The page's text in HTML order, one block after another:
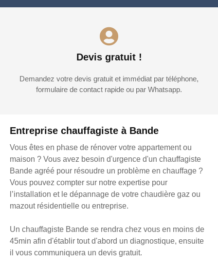
Entreprise chauffagiste à Bande
Vous êtes en phase de rénover votre appartement ou
maison ? Vous avez besoin d'urgence d'un chauffagiste
Bande agréé pour résoudre un problème en chauffage ?
Vous pouvez compter sur notre expertise pour
l’installation et le dépannage de votre chaudière gaz ou
mazout résidentielle ou entreprise.
Un chauffagiste Bande se rendra chez vous en moins de
45min afin d'établir tout d'abord un diagnostique, ensuite
il vous communiquera un devis gratuit.
Devis gratuit !
Demandez votre devis gratuit et immédiat par téléphone,
formulaire de contact rapide ou par Whatsapp.